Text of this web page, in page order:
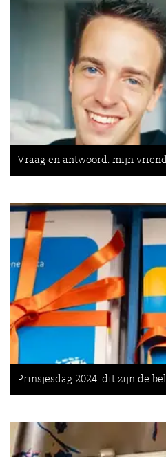
Vraag en antwoord: mijn
Prinsjesdag 2024: dit zijn de